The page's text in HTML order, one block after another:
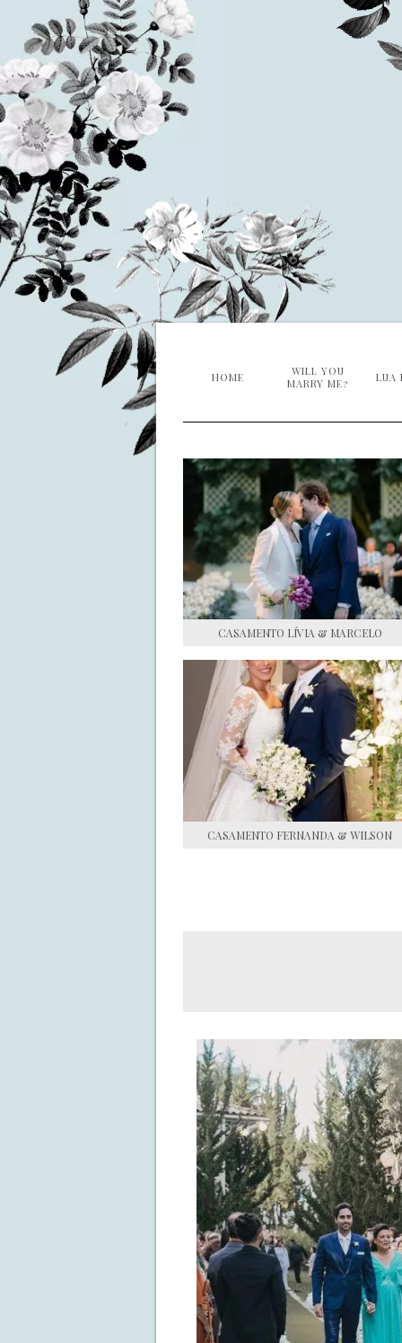
HOME
WILL YOU
MARRY ME?
LUA
CASAMENTO LÍVIA & MARCELO
CASAMENTO FERNANDA & WILSON